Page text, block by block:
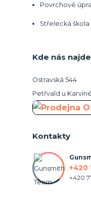
Povrchové
Střelecká škola
Kde nás
Ostravská 544
Petřvald u
Kontakty
+420
+420